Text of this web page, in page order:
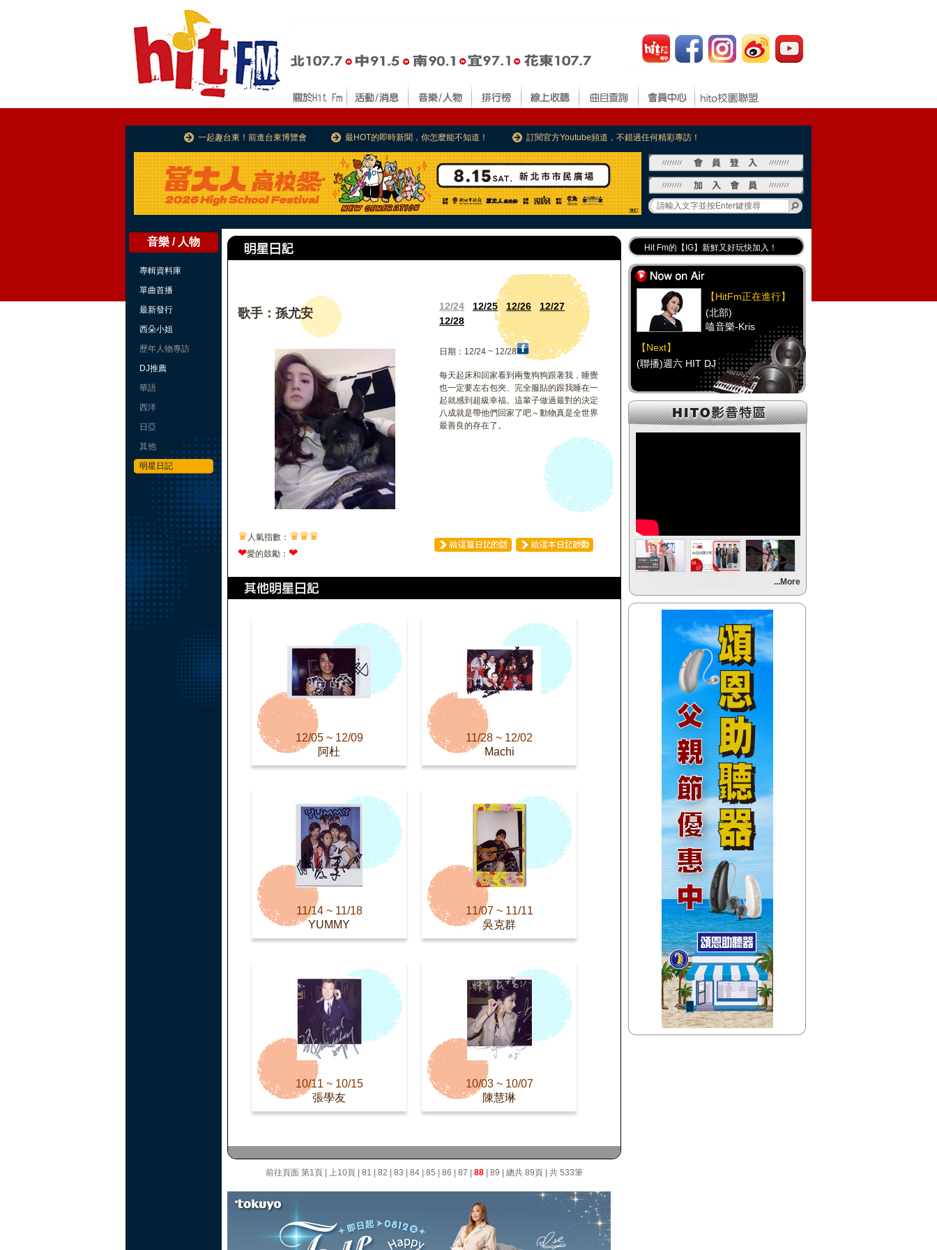
一起趣台東！前進台東博覽會 最HOT的即時新聞，你怎麼能不知道！ 訂閱官方Youtube頻道，不錯過任何精彩專訪！
音樂 / 人物
專輯資料庫
單曲首播
最新發行
西朵小姐
歷年人物專訪
DJ推薦
華語
西洋
日亞
其他
明星日記
歌手：孫尤安 12/24 12/25 12/26
12/27
12/28
日期：12/24 ~ 12/28
每天起床和回家看到兩隻狗狗跟著我，睡覺
也一定要左右包夾、完全服貼的跟我睡在一
起就感到超級幸福。這輩子做過最對的決定
八成就是帶他們回家了吧～動物真是全世界
最善良的存在了。
♛ 人氣指數： ♛♛♛
❤愛的鼓勵： ❤
12/05 ~ 12/09
阿杜
11/28 ~ 12/02
Machi
11/14 ~ 11/18
YUMMY
11/07 ~ 11/11
吳克群
10/11 ~ 10/15
張學友
10/03 ~ 10/07
陳慧琳
前往頁面 第1頁 上10頁 81 82 83 84 85 86 87 88 89 | 總共 89頁 | 共 533筆
Hit Fm的【IG】新鮮又好玩快加入！
Hit Fm【FB臉書粉絲團】等你加入！
最專業《DJ推薦》好音樂千萬別錯過！
好康報報 最新優惠訊息都在這！
【HitFm正在進行】
(北部)
嗑音樂-Kris
【Next】
(聯播)週六 HIT DJ
【HitFm正在進行】
(中部)
(南部)
HITO FUN 輕鬆-童童
【Next】
【HitFm正在進行】
(宜蘭)
嗑音樂
【Next】
(聯播)週六 HIT DJ
【HitFm正在進行】
(花東)
Hito放輕鬆
【Next】
(聯播)週六 HIT DJ
...More